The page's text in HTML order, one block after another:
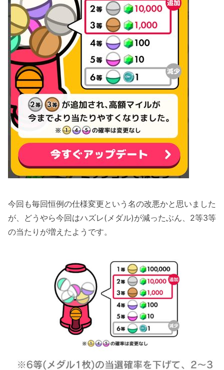
今回も毎回恒例の仕様変更という名の改悪かと思いました
が、どうやら今回はハズレ(メダル)が減ったぶん、2等3等
の当たりが増えたようです。